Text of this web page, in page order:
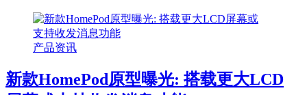
产品资讯
新款HomePod原型曝光: 搭载更大LCD